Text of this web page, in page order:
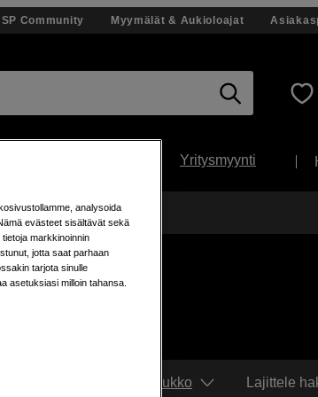
SP Community Myymälät & Aukioloajat
Yritysmyynti
Ruudukko Lajittele
jo tänään!
analysoida
evästeet sisältävät sekä
markkinoinnin
jotta saat parhaan
tarjota sinulle
asetuksiasi milloin tahansa.